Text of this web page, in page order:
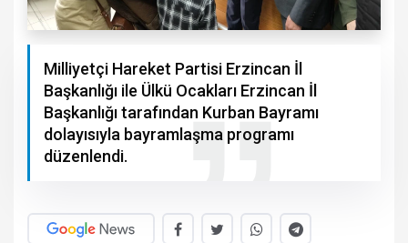
Milliyetçi Hareket Partisi Erzincan İl
Başkanlığı ile Ülkü Ocakları Erzincan İl
Başkanlığı tarafından Kurban Bayramı
dolayısıyla bayramlaşma programı
düzenlendi.